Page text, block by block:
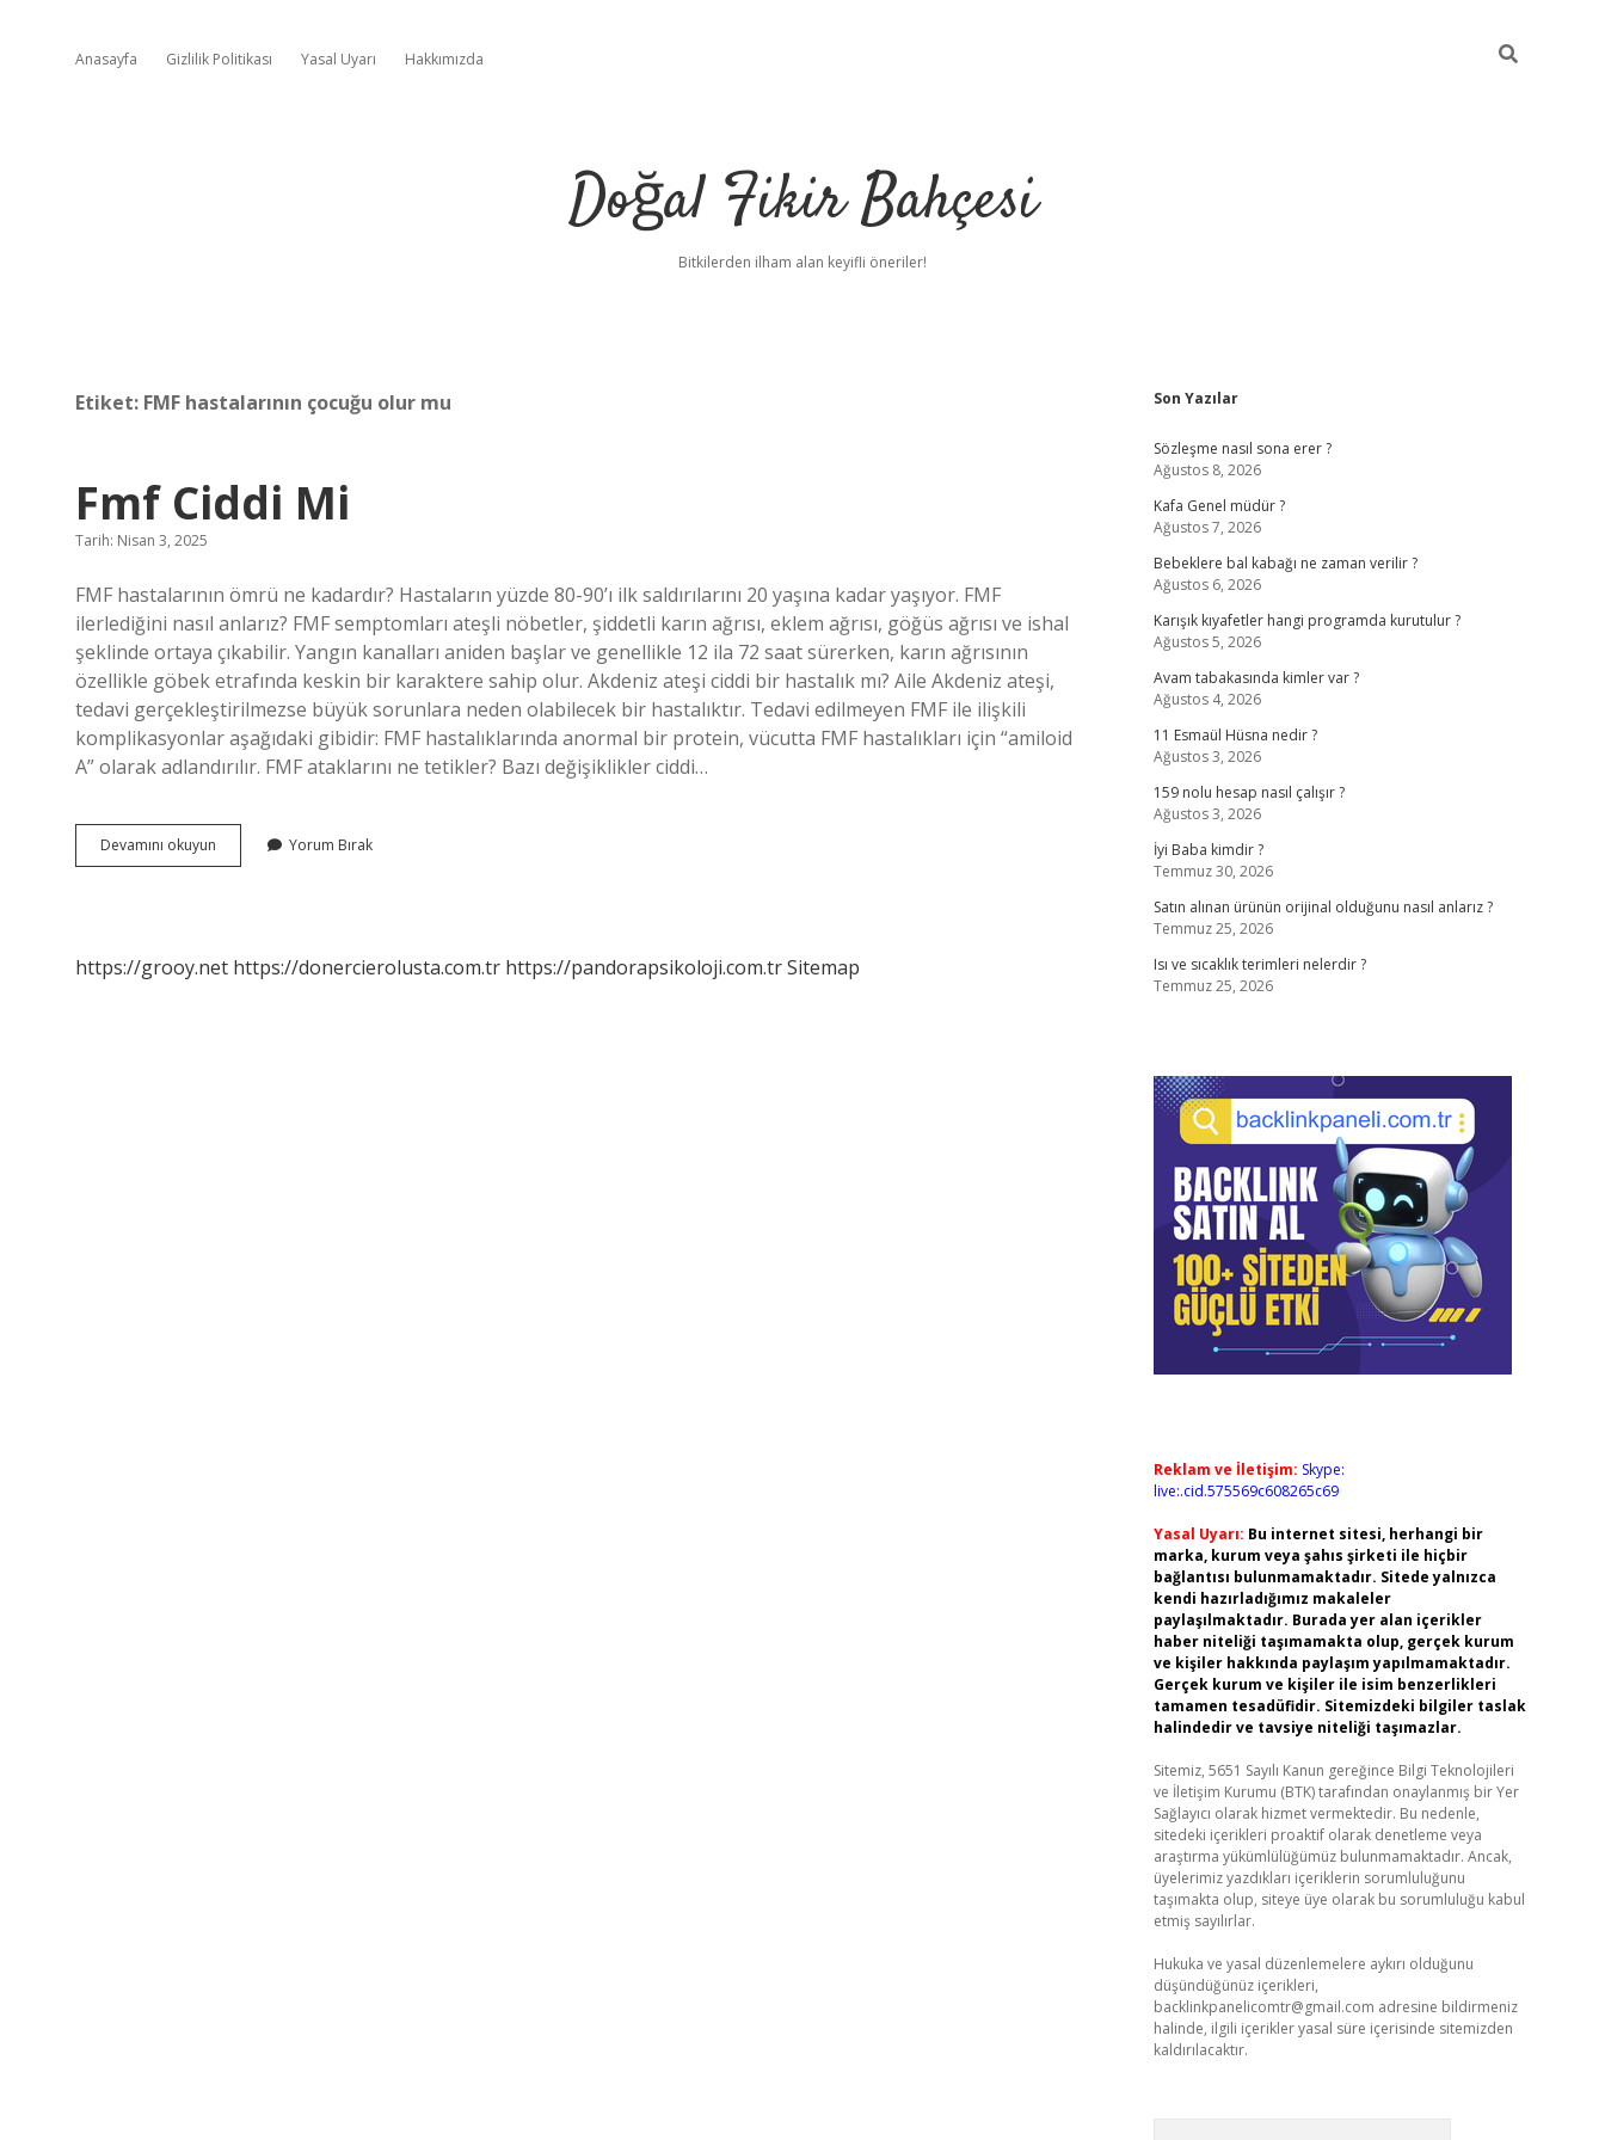
Anasayfa Gizlilik Politikası Yasal Uyarı Hakkımızda
Doğal Fikir Bahçesi
Bitkilerden ilham alan keyifli öneriler!
Etiket: FMF hastalarının çocuğu olur mu
Fmf Ciddi Mi
Tarih: Nisan 3, 2025
FMF hastalarının ömrü ne kadardır? Hastaların yüzde 80-90’ı ilk saldırılarını 20 yaşına kadar yaşıyor. FMF
ilerlediğini nasıl anlarız? FMF semptomları ateşli nöbetler, şiddetli karın ağrısı, eklem ağrısı, göğüs ağrısı ve ishal
şeklinde ortaya çıkabilir. Yangın kanalları aniden başlar ve genellikle 12 ila 72 saat sürerken, karın ağrısının
özellikle göbek etrafında keskin bir karaktere sahip olur. Akdeniz ateşi ciddi bir hastalık mı? Aile Akdeniz ateşi,
tedavi gerçekleştirilmezse büyük sorunlara neden olabilecek bir hastalıktır. Tedavi edilmeyen FMF ile ilişkili
komplikasyonlar aşağıdaki gibidir: FMF hastalıklarında anormal bir protein, vücutta FMF hastalıkları için “amiloid
A” olarak adlandırılır. FMF ataklarını ne tetikler? Bazı değişiklikler ciddi…
Devamını okuyun
Ciddi
Yorum Bırak
https://grooy.net https://donercierolusta.com.tr https://pandorapsikoloji.com.trSitemap
Sidebar
Son Yazılar
Sözleşme nasıl sona erer ?
Ağustos 8, 2026
Kafa Genel müdür ?
Ağustos 7, 2026
Bebeklere bal kabağı ne zaman verilir ?
Ağustos 6, 2026
Karışık kıyafetler hangi programda kurutulur ?
Ağustos 5, 2026
Avam tabakasında kimler var ?
Ağustos 4, 2026
11 Esmaül Hüsna nedir ?
Ağustos 3, 2026
159 nolu hesap nasıl çalışır ?
Ağustos 3, 2026
İyi Baba kimdir ?
Temmuz 30, 2026
Satın alınan ürünün orijinal olduğunu nasıl anlarız ?
Temmuz 25, 2026
Isı ve sıcaklık terimleri nelerdir ?
Temmuz 25, 2026
Reklam ve İletişim: Skype:
live:.cid.575569c608265c69
Yasal Uyarı: Bu internet sitesi, herhangi bir
marka, kurum veya şahıs şirketi ile hiçbir
bağlantısı bulunmamaktadır. Sitede yalnızca
kendi hazırladığımız makaleler
paylaşılmaktadır. Burada yer alan içerikler
haber niteliği taşımamakta olup, gerçek kurum
ve kişiler hakkında paylaşım yapılmamaktadır.
Gerçek kurum ve kişiler ile isim benzerlikleri
tamamen tesadüfidir. Sitemizdeki bilgiler taslak
halindedir ve tavsiye niteliği taşımazlar.
Sitemiz, 5651 Sayılı Kanun gereğince Bilgi Teknolojileri
ve İletişim Kurumu (BTK) tarafından onaylanmış bir Yer
Sağlayıcı olarak hizmet vermektedir. Bu nedenle,
sitedeki içerikleri proaktif olarak denetleme veya
araştırma yükümlülüğümüz bulunmamaktadır. Ancak,
üyelerimiz yazdıkları içeriklerin sorumluluğunu
taşımakta olup, siteye üye olarak bu sorumluluğu kabul
etmiş sayılırlar.
Hukuka ve yasal düzenlemelere aykırı olduğunu
düşündüğünüz içerikleri,
backlinkpanelicomtr@gmail.com adresine bildirmeniz
halinde, ilgili içerikler yasal süre içerisinde sitemizden
kaldırılacaktır.